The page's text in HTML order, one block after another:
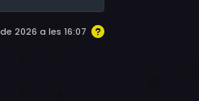
2026 a les 16:07